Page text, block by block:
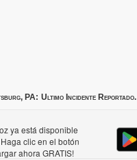
PA: Ultimo Incidente Reportado.
ya está disponible
clic en el botón
ahora GRATIS!